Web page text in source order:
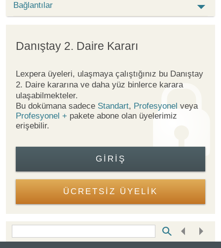
Bağlantılar
Danıştay 2. Daire Kararı
Lexpera üyeleri, ulaşmaya çalıştığınız bu Danıştay
2. Daire kararına ve daha yüz binlerce karara
ulaşabilmekteler.
Bu dokümana sadece Standart, Profesyonel veya
Profesyonel + pakete abone olan üyelerimiz
erişebilir.
GIRIŞ
ÜCRETSİZ ÜYELİK